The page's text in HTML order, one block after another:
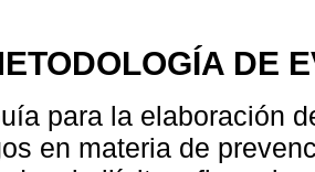
DE
para la elaboración
en materia de